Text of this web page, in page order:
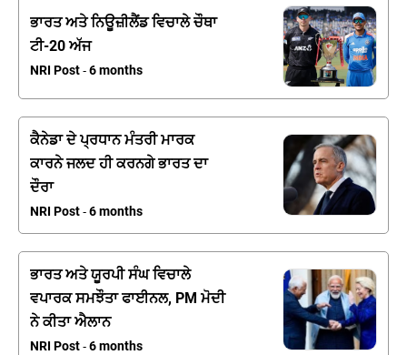
ਭਾਰਤ ਅਤੇ ਨਿਊਜ਼ੀਲੈਂਡ ਵਿਚਾਲੇ ਚੌਥਾ
ਟੀ-20 ਅੱਜ
NRI Post - 6 months
ਕੈਨੇਡਾ ਦੇ ਪ੍ਰਧਾਨ ਮੰਤਰੀ ਮਾਰਕ
ਕਾਰਨੇ ਜਲਦ ਹੀ ਕਰਨਗੇ ਭਾਰਤ ਦਾ
ਦੌਰਾ
NRI Post - 6 months
ਭਾਰਤ ਅਤੇ ਯੂਰਪੀ ਸੰਘ ਵਿਚਾਲੇ
ਵਪਾਰਕ ਸਮਝੌਤਾ ਫਾਈਨਲ, PM ਮੋਦੀ
ਨੇ ਕੀਤਾ ਐਲਾਨ
NRI Post - 6 months